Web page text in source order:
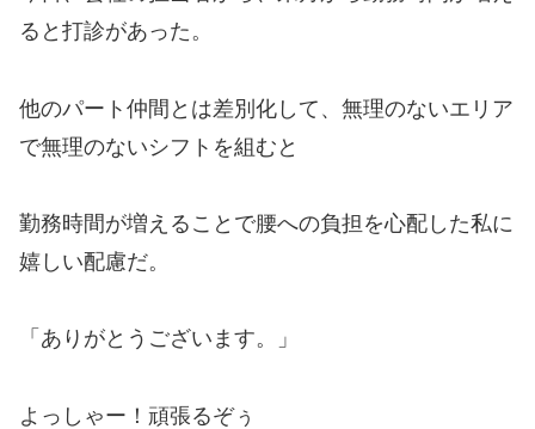
ると打診があった。
他のパート仲間とは差別化して、無理のないエリア
で無理のないシフトを組むと
勤務時間が増えることで腰への負担を心配した私に
嬉しい配慮だ。
「ありがとうございます。」
よっしゃー！頑張るぞぅ